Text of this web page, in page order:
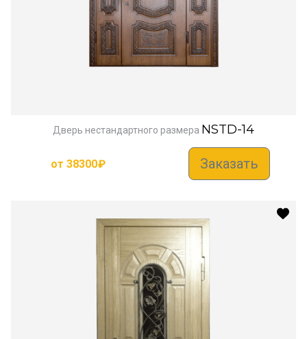
Дверь нестандартного размера NSTD-14
от 38300₽ Заказать